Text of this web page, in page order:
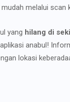
melalui scan
yang hilang di
anabul!
lokasi